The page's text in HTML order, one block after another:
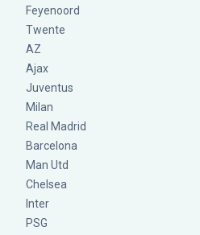
Feyenoord
Twente
AZ
Ajax
Juventus
Milan
Real Madrid
Barcelona
Man Utd
Chelsea
Inter
PSG